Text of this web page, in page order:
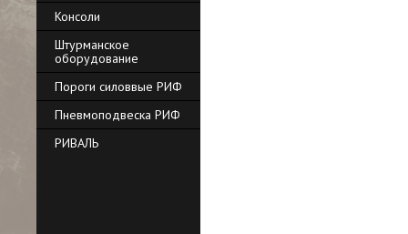
Консоли
Штурманское
оборудование
Пороги силоввые РИФ
Пневмоподвеска РИФ
РИВАЛЬ